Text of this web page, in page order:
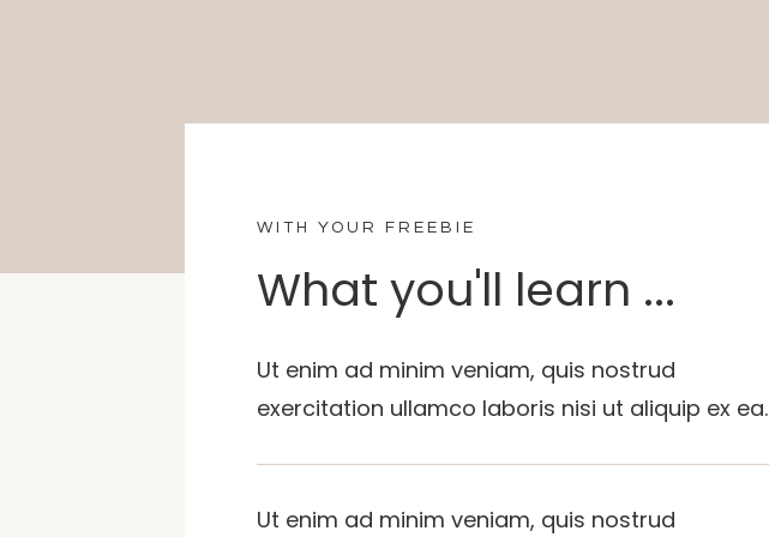
WITH YOUR FREEBIE
What you'll learn ...
Ut enim ad minim veniam, quis nostrud
exercitation ullamco laboris nisi ut aliquip ex ea.
Ut enim ad minim veniam, quis nostrud